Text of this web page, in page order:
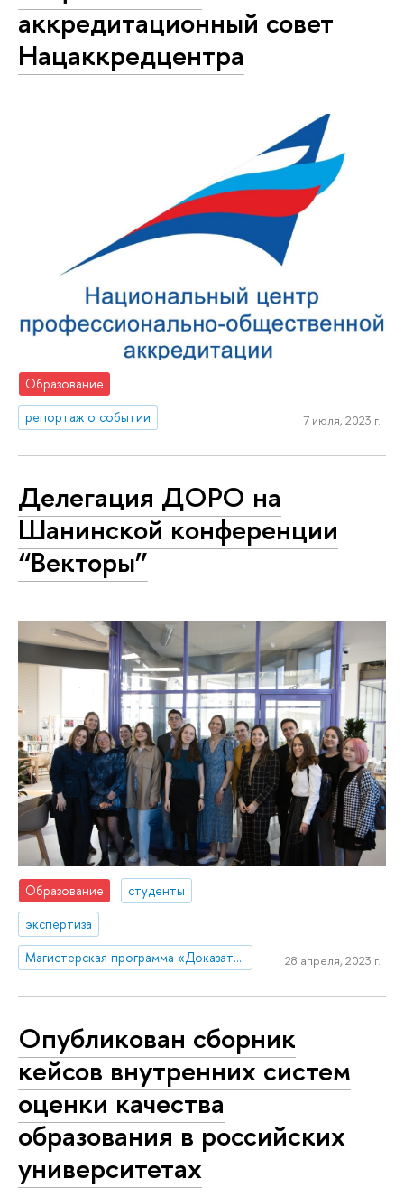
аккредитационный совет
Нацаккредцентра
Образование
репортаж о событии
7 июля, 2023 г.
Делегация ДОРО на
Шанинской конференции
“Векторы”
Образование
студенты
экспертиза
Магистерская программа «Доказательное развитие образования»
28 апреля, 2023 г.
Опубликован сборник
кейсов внутренних систем
оценки качества
образования в российских
университетах